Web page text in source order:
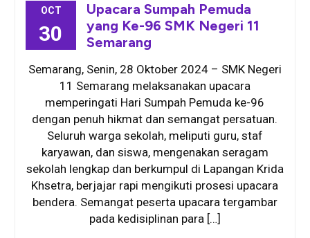
OCT
30
Upacara Sumpah Pemuda
yang Ke-96 SMK Negeri 11
Semarang
Semarang, Senin, 28 Oktober 2024 – SMK Negeri
11 Semarang melaksanakan upacara
memperingati Hari Sumpah Pemuda ke-96
dengan penuh hikmat dan semangat persatuan.
Seluruh warga sekolah, meliputi guru, staf
karyawan, dan siswa, mengenakan seragam
sekolah lengkap dan berkumpul di Lapangan Krida
Khsetra, berjajar rapi mengikuti prosesi upacara
bendera. Semangat peserta upacara tergambar
pada kedisiplinan para […]